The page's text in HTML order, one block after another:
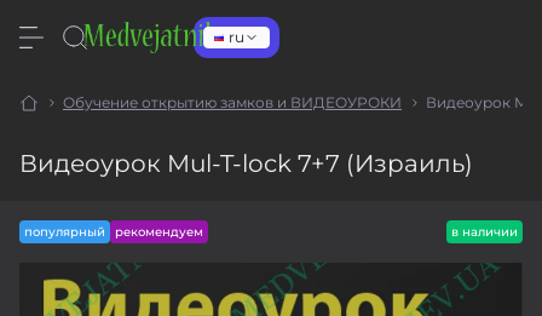
ru
Обучение открытию замков и ВИДЕОУРОКИ Видеоурок
Видеоурок Mul-T-lock 7+7 (Израиль)
популярный рекомендуем в наличии